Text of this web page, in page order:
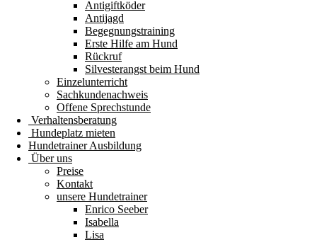
Antigiftköder
Antijagd
Begegnungstraining
Erste Hilfe am Hund
Rückruf
Silvesterangst beim Hund
Einzelunterricht
Sachkundenachweis
Offene Sprechstunde
Verhaltensberatung
Hundeplatz mieten
Hundetrainer Ausbildung
Über uns
Preise
Kontakt
unsere Hundetrainer
Enrico Seeber
Isabella
Lisa